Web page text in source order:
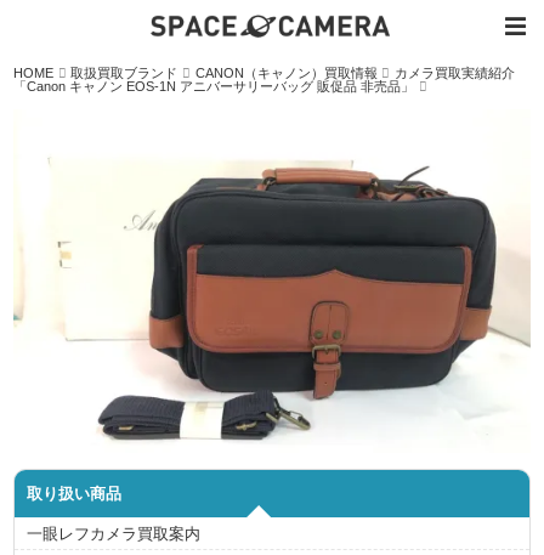
容
を
HOME 取扱買取ブランド CANON（キャノン）買取情報
カメラ買取実績紹介
「Canon キャノン EOS-1N アニバーサリーバッグ 販促品 非売品」
取り扱い商品
一眼レフカメラ買取案内